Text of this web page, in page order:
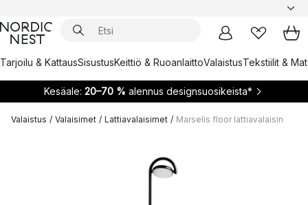
Tarjoilu & KattausSisustusKeittiö & RuoanlaittoValaistusTekstiilit &
Kesäale: 20–70 % alennus designsuosikeista*
Valaistus / Valaisimet / Lattiavalaisimet / Marselis floor lattiavalaisin